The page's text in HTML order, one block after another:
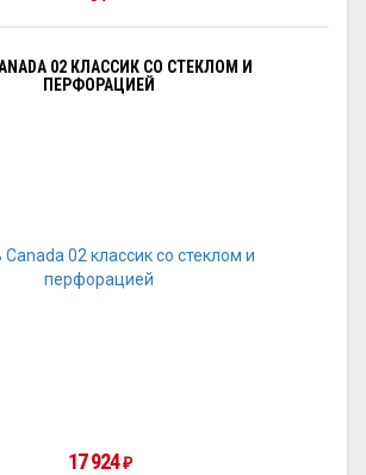
02 КЛАССИК СО СТЕКЛОМ И
ПЕРФОРАЦИЕЙ
17 924₽